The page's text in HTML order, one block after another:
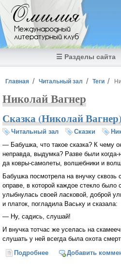
Перейти к основному содержанию
Омилия
Международный
литературный клуб
☰ Разделы сайта
Вы здесь
Главная Читальный зал Теги
Николай Вагнер
Сказка (Николай
Читальный зал Сказки
— Бабушка, что такое сказка? К чему
неправда, выдумка? Разве были когда-
да ковры-самолеты, волшебники и
Бабушка посмотрела на внучку сквозь
оправе, в которой каждое стекло было
улыбнулась своей ласковой, доброй
и платок, погладила Ваську и сказала:
— Ну, садись, слушай!
И внучка тотчас же уселась на
слушать у ней всегда была охота
Подробнее о Сказка (Николай
Добавить